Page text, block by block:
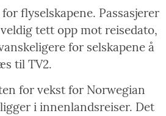
flyselskapene. Passasjerer
tett opp mot reisedato,
for selskapene å
til TV2.
for vekst for Norwegian
i innenlandsreiser. Det